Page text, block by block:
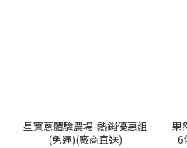
星寶蔥體驗農場-熱銷優惠組
(免運)(廠商直送)
果
6